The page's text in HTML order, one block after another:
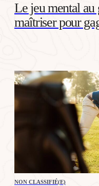
Le jeu mental
maîtriser pour
NON CLASSIFIÉ(E)